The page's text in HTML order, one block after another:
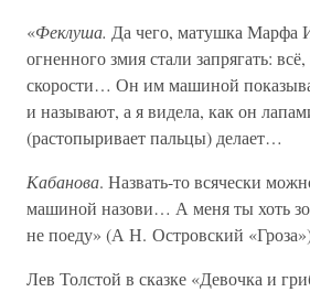
«Феклуша. Да чего, матушка Марфа
огненного змия стали запрягать:
скорости… Он им машиной
и называют, а я видела, как он
(растопыривает пальцы) делает…
Кабанова. Назвать-то всячески
машиной назови… А меня ты хоть
не поеду» (А Н. Островский
Лев Толстой в сказке «Девочка и